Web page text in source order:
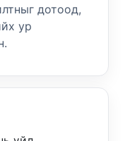
дотоод,
ур